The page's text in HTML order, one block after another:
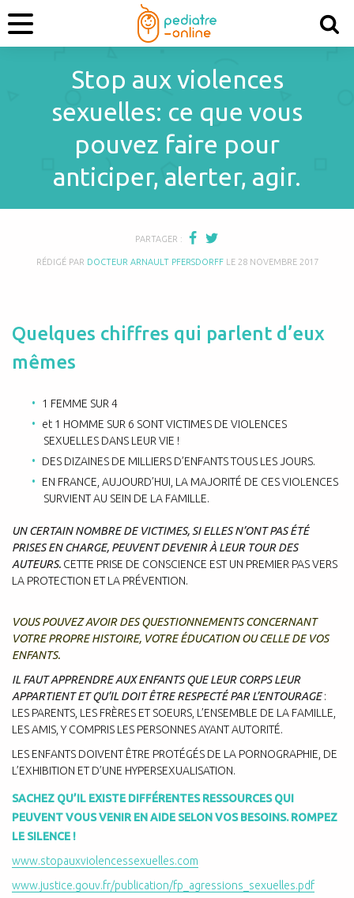
Stop aux violences
sexuelles: ce que vous
pouvez faire pour
anticiper, alerter, agir.
PARTAGER :
RÉDIGÉ PAR DOCTEUR ARNAULT PFERSDORFFLE 28 NOVEMBRE 2017
Quelques chiffres qui parlent d’eux
mêmes
1 FEMME SUR 4
et 1 HOMME SUR 6 SONT VICTIMES DE VIOLENCES
SEXUELLES DANS LEUR VIE !
DES DIZAINES DE MILLIERS D’ENFANTS TOUS LES JOURS.
EN FRANCE, AUJOURD’HUI, LA MAJORITÉ DE CES VIOLENCES
SURVIENT AU SEIN DE LA FAMILLE.
UN CERTAIN NOMBRE DE VICTIMES, SI ELLES N’ONT PAS ÉTÉ
PRISES EN CHARGE, PEUVENT DEVENIR À LEUR TOUR DES
AUTEURS. CETTE PRISE DE CONSCIENCE EST UN PREMIER PAS VERS
LA PROTECTION ET LA PRÉVENTION.
VOUS POUVEZ AVOIR DES QUESTIONNEMENTS CONCERNANT
VOTRE PROPRE HISTOIRE, VOTRE ÉDUCATION OU CELLE DE VOS
ENFANTS.
IL FAUT APPRENDRE AUX ENFANTS QUE LEUR CORPS LEUR
APPARTIENT ET QU’IL DOIT ÊTRE RESPECTÉ PAR L’ENTOURAGE :
LES PARENTS, LES FRÈRES ET SOEURS, L’ENSEMBLE DE LA FAMILLE,
LES AMIS, Y COMPRIS LES PERSONNES AYANT AUTORITÉ.
LES ENFANTS DOIVENT ÊTRE PROTÉGÉS DE LA PORNOGRAPHIE, DE
L’EXHIBITION ET D’UNE HYPERSEXUALISATION.
SACHEZ QU’IL EXISTE DIFFÉRENTES RESSOURCES QUI
PEUVENT VOUS VENIR EN AIDE SELON VOS BESOINS. ROMPEZ
LE SILENCE !
www.stopauxviolencessexuelles.com
www.justice.gouv.fr/publication/fp_agressions_sexuelles.pdf